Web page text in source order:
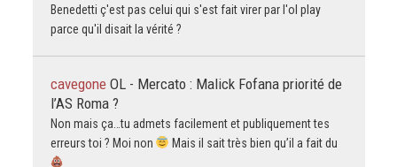
Benedetti ç'est pas celui qui s'est fait virer par l'ol play
parce qu'il disait la vérité ?
cavegone OL - Mercato : Malick Fofana priorité de
l’AS Roma ?
Non mais ça…tu admets facilement et publiquement tes
erreurs toi ? Moi non
Mais il sait très bien qu’il a fait du